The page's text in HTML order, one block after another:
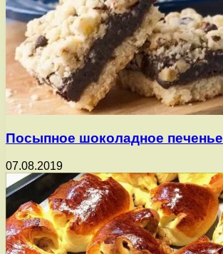
Посыпное шоколадное печенье
07.08.2019